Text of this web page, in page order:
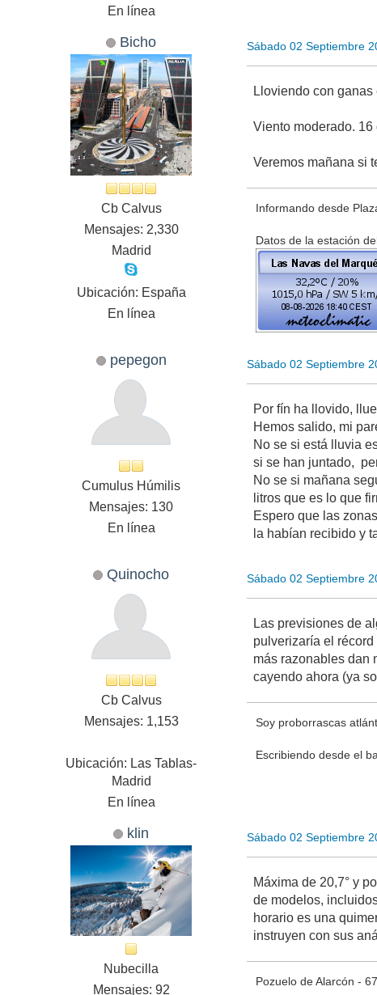
En línea
Bicho
Cb Calvus
Mensajes: 2,330
Madrid
Ubicación: España
En línea
Sábado 02 Septiembre
Lloviendo con
Viento moderado. 16
Veremos mañana si
Informando desde
Datos de la estación
pepegon
Cumulus Húmilis
Mensajes: 130
En línea
Sábado 02 Septiembre
Por fín ha llovido,
Hemos salido, mi
No se si está lluvia
si se han juntado,
No se si mañana
litros que es lo que
Espero que las
la habían recibido y
Quinocho
Cb Calvus
Mensajes: 1,153
Ubicación: Las Tablas-
Madrid
En línea
Sábado 02 Septiembre
Las previsiones de
pulverizaría el
más razonables dan
cayendo ahora (ya
Soy proborrascas
Escribiendo desde el
klin
Nubecilla
Mensajes: 92
Sábado 02 Septiembre
Máxima de 20,7° y
de modelos,
horario es una
instruyen con sus
Pozuelo de Alarcón -